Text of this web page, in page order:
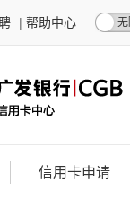
| 帮助中心
信用卡申请